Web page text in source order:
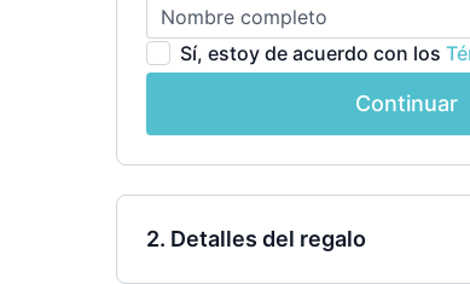
Sí, estoy de acuerdo con los
Continuar
2. Detalles del regalo